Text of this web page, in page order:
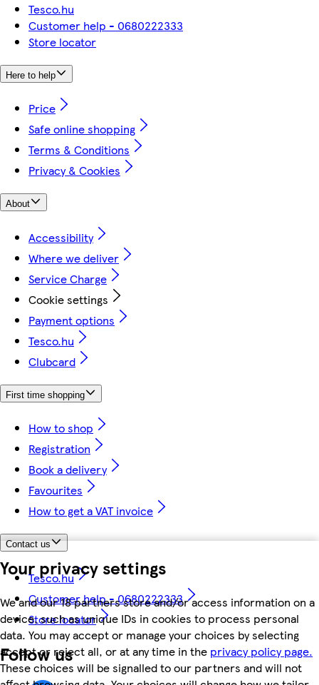
Your privacy settings
We and our 18 partners store and/or access information on a
device, such as unique IDs in cookies to process personal
data. You may accept or manage your choices by selecting
accept or reject all, or at any time in the privacy policy page.
These choices will be signalled to our partners and will not
Tesco.hu
Customer help - 0680222333
Store locator
Here to help
Price
Safe online shopping
Terms & Conditions
Privacy & Cookies
About
Accessibility
Where we deliver
Service Charge
Cookie settings
Payment options
Tesco.hu
Clubcard
First time shopping
How to shop
Registration
Book a delivery
Favourites
How to get a VAT invoice
Contact us
Tesco.hu
Customer help - 0680222333
Store locator
Follow us